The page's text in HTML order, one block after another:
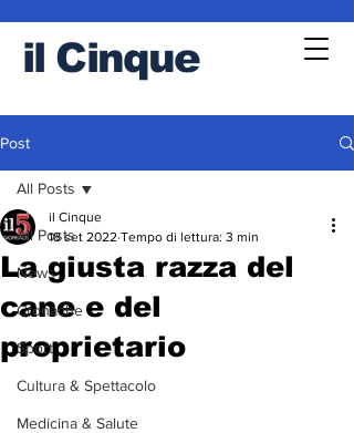
il Cinque
Post
All Posts
News
Cronache
Sport
Cultura & Spettacolo
Medicina & Salute
All Posts
La giusta razza del
cane e del
proprietario
il Cinque
18 set 2022 Tempo di lettura: 3 min